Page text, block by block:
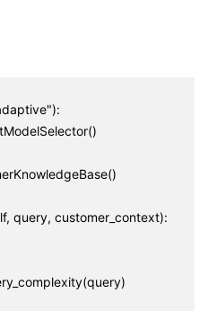
query, customer_context):